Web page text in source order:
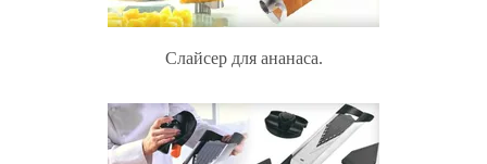
Слайсер для ананаса.